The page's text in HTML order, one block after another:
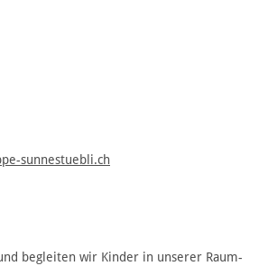
sunnestuebli.ch
begleiten wir Kinder in unserer Raum-